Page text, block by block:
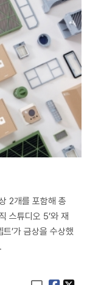
2개를 포함해 총
스튜디오 5’와 재
’가 금상을 수상했